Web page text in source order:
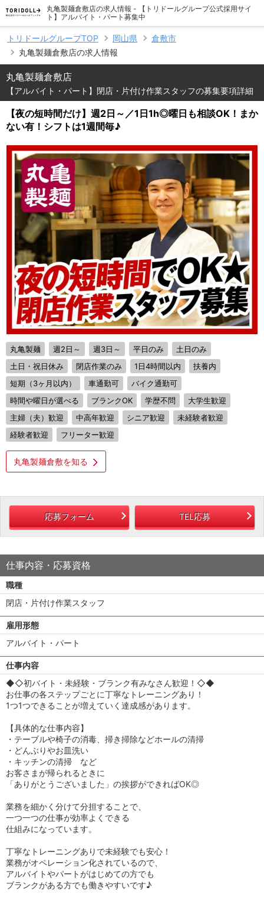
丸亀製麺倉敷店の求人情報 - 【トリドールグループ公式採用サイ
ト】アルバイト・パート募集中
トリドールグループTOP 岡山県
倉敷市
丸亀製麺倉敷店の求人情報
丸亀製麺倉敷店
【アルバイト・パート】閉店・片付け作業スタッフの募集要項詳細
【夜の短時間だけ】週2日～／1日1h◎曜日も相談OK！まか
ない有！シフトは1週間毎♪
丸亀製麺 週2日～ 週3日～ 平日のみ
土日のみ
土日・祝日休み
閉店作業のみ 1日4時間以内
扶養内
短期（3ヶ月以内）
車通勤可
バイク通勤可
時間や曜日が選べる
ブランクOK 学歴不問
大学生歓迎
主婦（夫）歓迎
中高年歓迎 シニア歓迎
未経験者歓迎
経験者歓迎
フリーター歓迎
丸亀製麺倉敷を知る
応募フォーム TEL応募
仕事内容・応募資格
職種
閉店・片付け作業スタッフ
雇用形態
アルバイト・パート
仕事内容
◆◇初バイト・未経験・ブランク有みなさん歓迎！◇◆
お仕事の各ステップごとに丁寧なトレーニングあり！
1つ1つできることが増えていく達成感があります。
【具体的な仕事内容】
・テーブルや椅子の消毒、掃き掃除などホールの清掃
・どんぶりやお皿洗い
・キッチンの清掃 など
お客さまが帰られるときに
「ありがとうございました」の挨拶ができればOK◎
業務を細かく分けて分担することで、
一つ一つの仕事が効率よくできる
仕組みになっています。
丁寧なトレーニングありで未経験でも安心！
業務がオペレーション化されているので、
アルバイトやパートがはじめての方でも
ブランクがある方でも働きやすいです♪